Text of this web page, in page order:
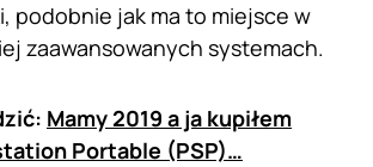
podobnie jak ma to miejsce w
zaawansowanych systemach.
Mamy 2019 a ja kupiłem
Portable (PSP)…